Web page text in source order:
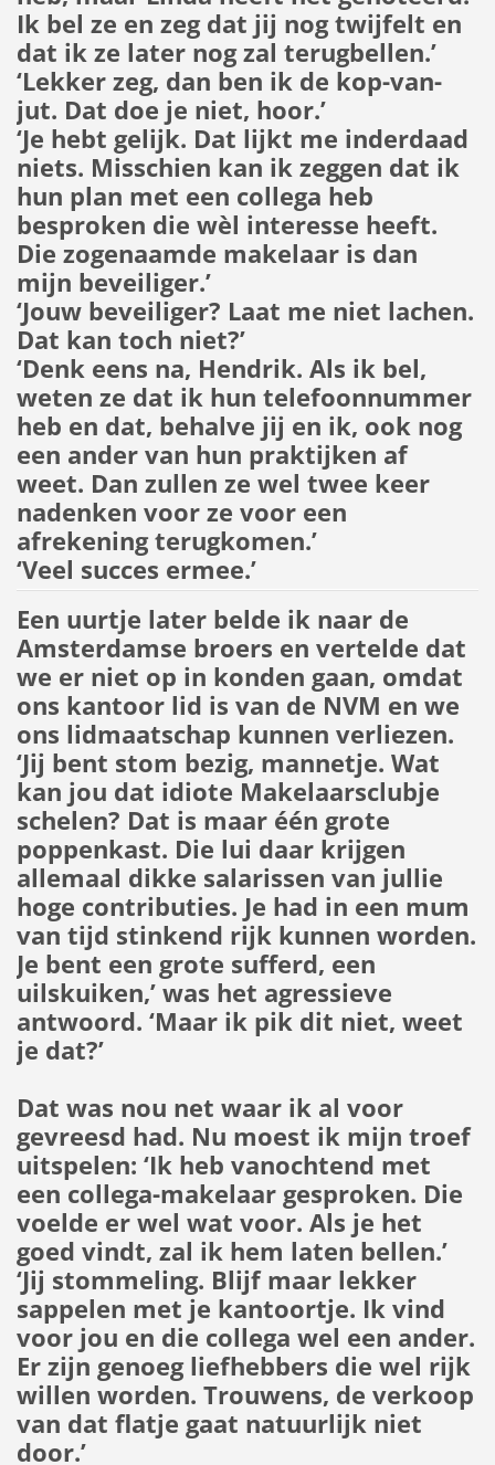
Ik bel ze en zeg dat jij nog twijfelt en
dat ik ze later nog zal terugbellen.’
‘Lekker zeg, dan ben ik de kop-van-
jut. Dat doe je niet, hoor.’
‘Je hebt gelijk. Dat lijkt me inderdaad
niets. Misschien kan ik zeggen dat ik
hun plan met een collega heb
besproken die wèl interesse heeft.
Die zogenaamde makelaar is dan
mijn beveiliger.’
‘Jouw beveiliger? Laat me niet lachen.
Dat kan toch niet?’
‘Denk eens na, Hendrik. Als ik bel,
weten ze dat ik hun telefoonnummer
heb en dat, behalve jij en ik, ook nog
een ander van hun praktijken af
weet. Dan zullen ze wel twee keer
nadenken voor ze voor een
afrekening terugkomen.’
‘Veel succes ermee.’
Een uurtje later belde ik naar de
Amsterdamse broers en vertelde dat
we er niet op in konden gaan, omdat
ons kantoor lid is van de NVM en we
ons lidmaatschap kunnen verliezen.
‘Jij bent stom bezig, mannetje. Wat
kan jou dat idiote Makelaarsclubje
schelen? Dat is maar één grote
poppenkast. Die lui daar krijgen
allemaal dikke salarissen van jullie
hoge contributies. Je had in een mum
van tijd stinkend rijk kunnen worden.
Je bent een grote sufferd, een
uilskuiken,’ was het agressieve
antwoord. ‘Maar ik pik dit niet, weet
je dat?’
Dat was nou net waar ik al voor
gevreesd had. Nu moest ik mijn troef
uitspelen: ‘Ik heb vanochtend met
een collega-makelaar gesproken. Die
voelde er wel wat voor. Als je het
goed vindt, zal ik hem laten bellen.’
‘Jij stommeling. Blijf maar lekker
sappelen met je kantoortje. Ik vind
voor jou en die collega wel een ander.
Er zijn genoeg liefhebbers die wel rijk
willen worden. Trouwens, de verkoop
van dat flatje gaat natuurlijk niet
door.’